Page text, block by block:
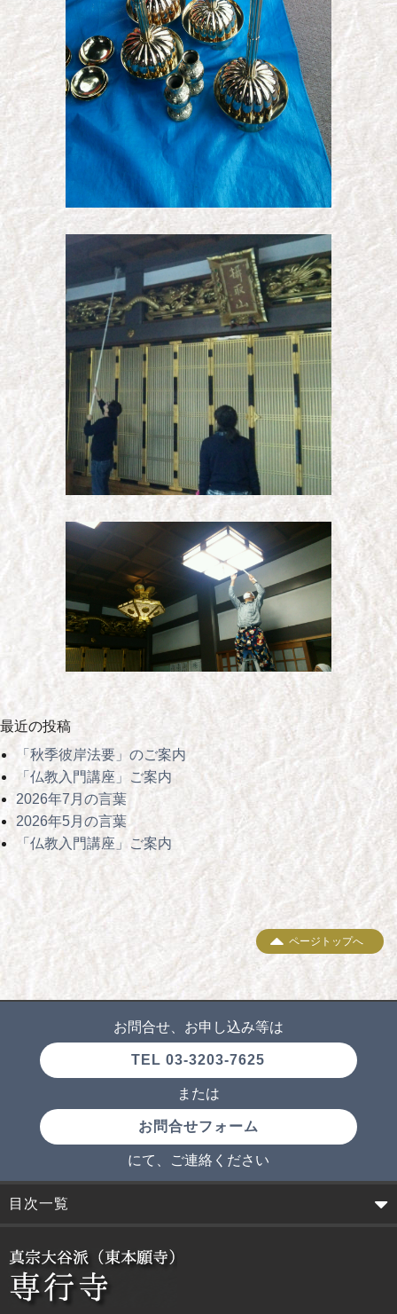
最近の投稿
「秋季彼岸法要」のご案内
「仏教入門講座」ご案内
2026年7月の言葉
2026年5月の言葉
「仏教入門講座」ご案内
ページトップへ
お問合せ、お申し込み等は
TEL 03-3203-7625
または
お問合せフォーム
にて、ご連絡ください
目次一覧